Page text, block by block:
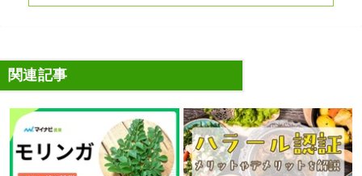
関連記事